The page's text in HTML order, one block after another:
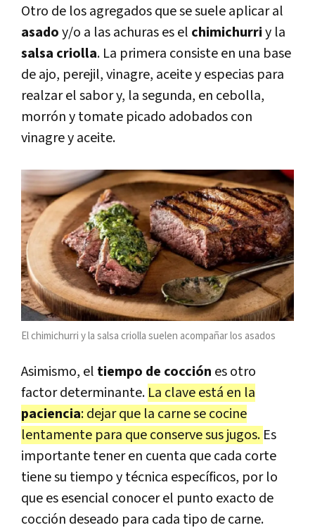
Otro de los agregados que se suele aplicar al
asadoy/o a las achuras es el chimichurriy la
salsa criolla. La primera consiste en una base
de ajo, perejil, vinagre, aceite y especias para
realzar el sabor y, la segunda, en cebolla,
morrón y tomate picado adobados con
vinagre y aceite.
El chimichurri y la salsa criolla suelen acompañar los asados
Asimismo, el tiempo de cocción es otro
factor determinante. La clave está en la
paciencia: dejar que la carne se cocine
lentamente para que conserve sus jugos. Es
importante tener en cuenta que cada corte
tiene su tiempo y técnica específicos, por lo
que es esencial conocer el punto exacto de
cocción deseado para cada tipo de carne.